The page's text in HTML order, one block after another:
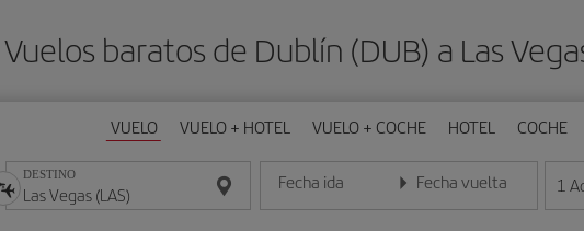
Vuelos baratos de Dublín (DUB) a Las
VUELO VUELO + HOTEL VUELO + COCHE HOTEL COCHE
DESTINO Fecha ida
Introduce la fecha en formato día/mes/año
Fecha vuelta
Introduce la fecha en 1